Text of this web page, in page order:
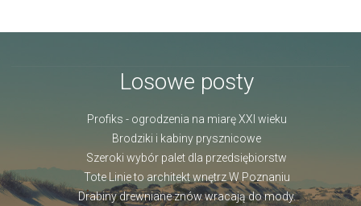
Losowe posty
Profiks - ogrodzenia na miarę XXI wieku
Brodziki i kabiny prysznicowe
Szeroki wybór palet dla przedsiębiorstw
Tote Linie to architekt wnętrz W Poznaniu
Drabiny drewniane znów wracają do mody.